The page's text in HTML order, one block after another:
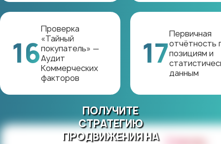
16
Проверка
«Тайный
покупатель» —
Аудит
Коммерческих
факторов
17
Первичная
отчётность
позициям и
данным
ПОЛУЧИТЕ
СТРАТЕГИЮ
ПРОДВИЖЕНИЯ НА